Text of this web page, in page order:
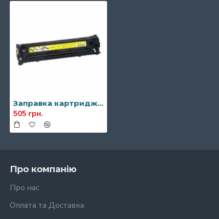
Заправка картриджа Canon 716
505 грн.
Про компанію
Про нас
Оплата та Доставка